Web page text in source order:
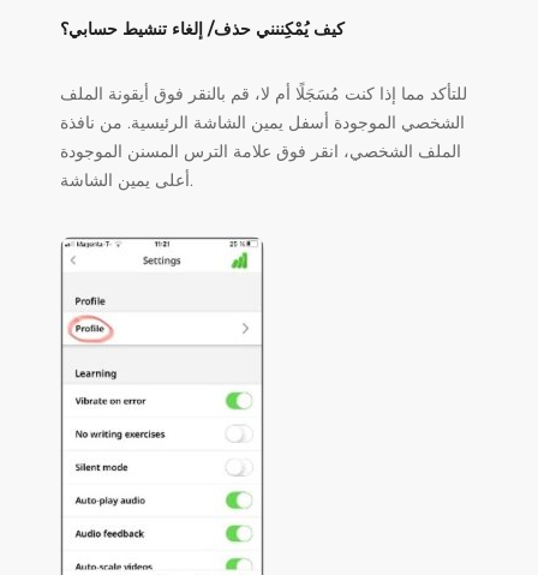
كيف يُمْكِننني حذف/ إلغاء تنشيط حسابي؟
للتأكد مما إذا كنت مُسَجَلًا أم لا، قم بالنقر فوق أيقونة الملف
الشخصي الموجودة أسفل يمين الشاشة الرئيسية. من نافذة
الملف الشخصي، انقر فوق علامة الترس المسنن الموجودة
أعلى يمين الشاشة.